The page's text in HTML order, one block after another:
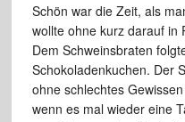
Schön war die Zeit, als
wollte ohne kurz darauf in
Dem Schweinsbraten
Schokoladenkuchen. Der
ohne schlechtes
wenn es mal wieder eine